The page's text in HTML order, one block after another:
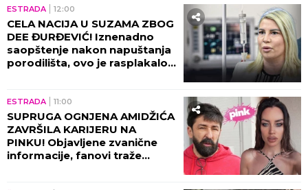
UMRO SLOBODAN BOBA
SPASOJEVIĆ! Smrt majstora
harmonike ZAVILA ESTRADU U
CRNO!
"NISAM IMALA MESTO NA
TELU BEZ MODRICE!" Bivša
žena našeg pevača trpela
stravično zlostavljanje, ovi
detalji ježe do kostiju!